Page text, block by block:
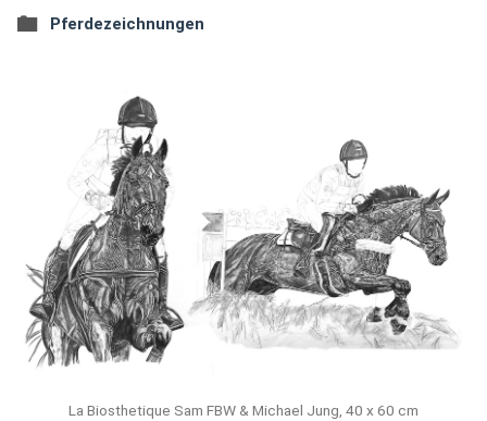
Pferdezeichnungen
La Biosthetique Sam FBW & Michael Jung, 40 x 60 cm